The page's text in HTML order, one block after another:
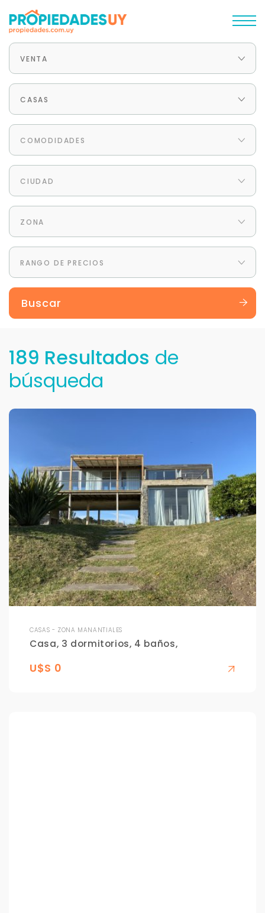
VENTA
CASAS
COMODIDADES
CIUDAD
ZONA
RANGO DE PRECIOS
Buscar
189 Resultados de
búsqueda
CASAS - ZONA MANANTIALES
Casa, 3 dormitorios, 4 baños,
U$S 0